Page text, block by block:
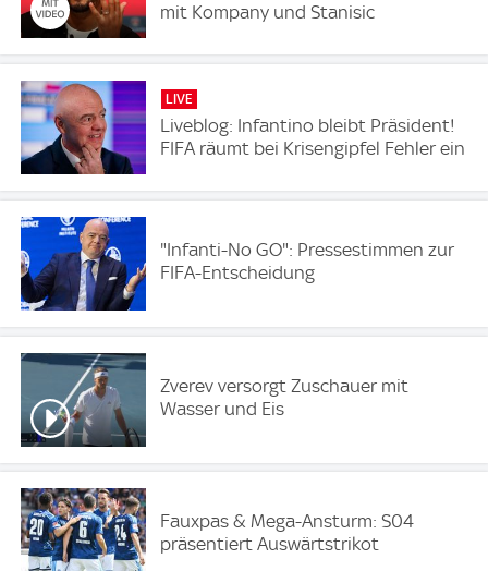
mit Kompany und Stanisic
LIVE
Liveblog: Infantino bleibt Präsident!
FIFA räumt bei Krisengipfel Fehler ein
"Infanti-No GO": Pressestimmen zur
FIFA-Entscheidung
Zverev versorgt Zuschauer mit
Wasser und Eis
Fauxpas & Mega-Ansturm: S04
präsentiert Auswärtstrikot